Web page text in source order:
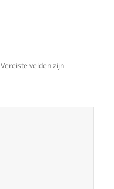
Vereiste velden zijn